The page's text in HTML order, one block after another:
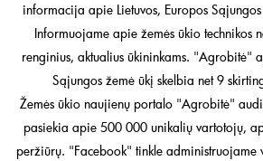
informacija apie Lietuvos, Europos
Informuojame apie žemės ūkio technikos
renginius, aktualius ūkininkams. "Agrobitė"
Sąjungos žemė ūkį skelbia net 9
Žemės ūkio naujienų portalo "Agrobitė"
pasiekia apie 500 000 unikalių vartotojų,
peržiūrų. "Facebook" tinkle